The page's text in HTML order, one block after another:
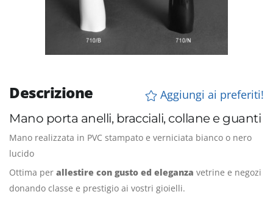
Descrizione
Aggiungi ai preferiti!
Mano porta anelli, bracciali, collane e guanti
Mano realizzata in PVC stampato e verniciata bianco o nero
lucido
Ottima per allestire con gusto ed eleganza vetrine e negozi
donando classe e prestigio ai vostri gioielli.